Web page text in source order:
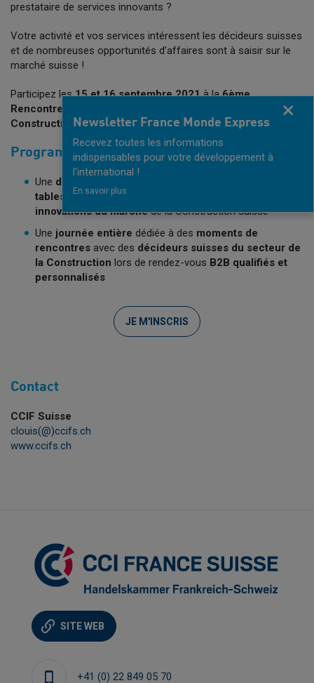
prestataire de services innovants ?
Votre activité et vos services intéressent les décideurs suisses
et de nombreuses opportunités d’affaires sont à saisir sur le
marché suisse !
Participez les15 et 16 septembre 2021à la6ème
Rencontre d’Affaires franco-suisse du secteur
Constructionqui se déroulera au Lausanne Palace !
Programme
Une demi-journée
tables rondespour découvrir tous les
innovations du marchéde la Construction suisse
Une journée entière dédiée à des moments de
rencontres avec des décideurs suisses du secteur de
la Construction lors de rendez-vous B2B qualifiés et
personnalisés
JE M'INSCRIS
Contact
CCIF Suisse
clouis(@)ccifs.ch
www.ccifs.ch
SITE WEB
+41 (0) 22 849 05 70
Newsletter France Monde Express
Recevez toutes les informations
indispensables pour votre développement à
l'international !
En savoir plus